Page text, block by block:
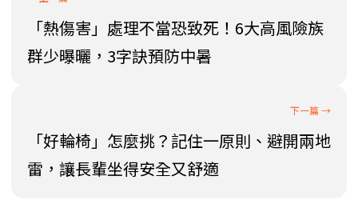
「熱傷害」處理不當恐致死！6大高風險族
群少曝曬，3字訣預防中暑
「好輪椅」怎麼挑？記住一原則、避開兩地
雷，讓長輩坐得安全又舒適